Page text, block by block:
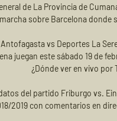
de La Provincia de
marcha sobre Barcelona donde
vs Deportes La
juegan este sábado 19 de
¿Dónde ver en vivo por
del partido Friburgo vs.
2019 con comentarios en